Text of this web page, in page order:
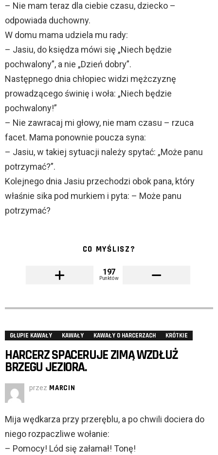
– Nie mam teraz dla ciebie czasu, dziecko –
odpowiada duchowny.
W domu mama udziela mu rady:
– Jasiu, do księdza mówi się „Niech będzie
pochwalony”, a nie „Dzień dobry”.
Następnego dnia chłopiec widzi mężczyznę
prowadzącego świnię i woła: „Niech będzie
pochwalony!”
– Nie zawracaj mi głowy, nie mam czasu – rzuca
facet. Mama ponownie poucza syna:
– Jasiu, w takiej sytuacji należy spytać: „Może panu
potrzymać?”.
Kolejnego dnia Jasiu przechodzi obok pana, który
właśnie sika pod murkiem i pyta: – Może panu
potrzymać?
CO MYŚLISZ?
197
Punktów
GŁUPIE KAWAŁY KAWAŁY KAWAŁY O HARCERZACH KRÓTKIE
HARCERZ SPACERUJE ZIMĄ WZDŁUŻ
BRZEGU JEZIORA.
przez MARCIN
Mija wędkarza przy przeręblu, a po chwili dociera do
niego rozpaczliwe wołanie:
– Pomocy! Lód się załamał! Tonę!